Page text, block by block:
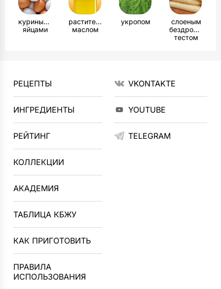
куриными
яйцами
растительным
маслом
укропом
слоеным
тестом
РЕЦЕПТЫ
ИНГРЕДИЕНТЫ
РЕЙТИНГ
КОЛЛЕКЦИИ
АКАДЕМИЯ
ТАБЛИЦА КБЖУ
КАК ПРИГОТОВИТЬ
ПРАВИЛА
ИСПОЛЬЗОВАНИЯ
VKONTAKTE
YOUTUBE
TELEGRAM